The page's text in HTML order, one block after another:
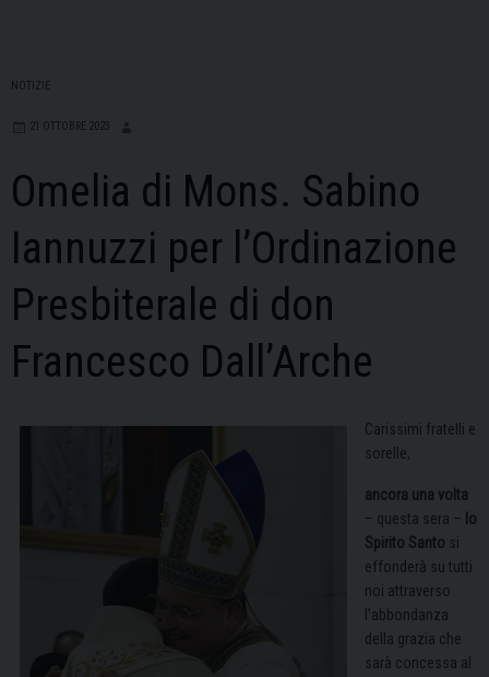
NOTIZIE
21 OTTOBRE 2023
Omelia di Mons. Sabino
Iannuzzi per l’Ordinazione
Presbiterale di don
Francesco Dall’Arche
Carissimi fratelli e
sorelle,
ancora una volta
– questa sera – lo
Spirito Santo si
effonderà su tutti
noi attraverso
l’abbondanza
della grazia che
sarà concessa al